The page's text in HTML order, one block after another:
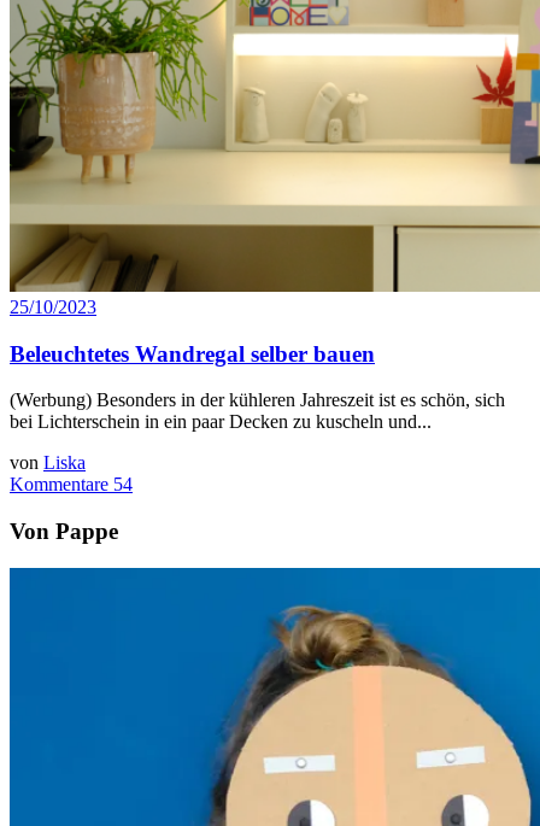
25/10/2023
Beleuchtetes Wandregal selber bauen
(Werbung) Besonders in der kühleren Jahreszeit ist es schön, sich
bei Lichterschein in ein paar Decken zu kuscheln und...
von Liska
Kommentare 54
Von Pappe